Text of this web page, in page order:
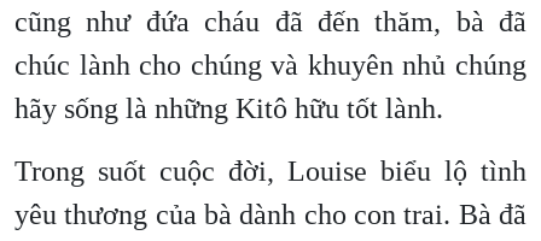
cũng như đứa cháu đã đến thăm, bà đã
chúc lành cho chúng và khuyên nhủ chúng
hãy sống là những Kitô hữu tốt lành.
Trong suốt cuộc đời, Louise biểu lộ tình
yêu thương của bà dành cho con trai. Bà đã